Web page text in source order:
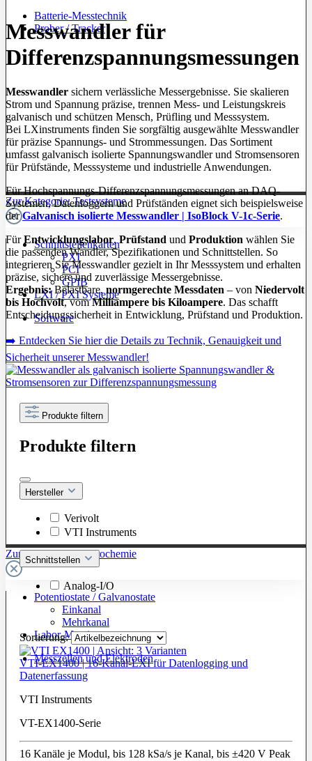
Batterie-Messtechnik
Prober / Tracker
Zur Kategorie: Testsysteme
Schnittstellenkarten
PXI
PCI
GPIB
LXI / PXI Systeme
Software
Zur Kategorie: Elektrochemie
Potentiostate / Galvanostate
Einkanal
Mehrkanal
Labor-Messinstrumente
Messzellen und Elektroden
Messwandler für
Differenzspannungsmessungen
Messwandler sichern verlässliche Messergebnisse. Sie skalieren
Strom und Spannung präzise, trennen Mess- und Leistungskreis
galvanisch und schützen Mensch, Prüfling und Messsystem.
Bei LXinstruments finden Sie sorgfältig ausgewählte Messwandler
für präzise Spannungs- und Strommessungen. Das Sortiment
umfasst galvanisch isolierte Spannungswandler und Stromsensoren
für Prüfstände, Messsysteme und industrielle Anwendungen.
Für Hochspannungs-Differenzspannungsmessungen an DAQ-
Systemen, Datenloggern und Prüfständen eignet sich beispielsweise
derGalvanisch isolierte Messwandler | IsoBlock V-1c-Serie.
FürEntwicklungslabor, Prüfstand und Produktion wählen Sie
die passenden Wandler, Spezifikationen und Schnittstellen. So
integrieren Sie Messwandler gezielt in Ihr Messsystem und erhalten
präzise, sichere und zuverlässige Messergebnisse.
Ergebnis:Belastbare, normgerechte Messdaten – von Niedervolt
bis Hochvolt, vomMilliampere bis Kiloampere. Das schafft
Entscheidungssicherheit in Entwicklung, Prüfstand und Produktion.
➡️ Entdecken Sie hier die Details zu Technik, Genauigkeit und
Sicherheit unserer Messwandler!
Produkte filtern
Produkte filtern
Hersteller
Verivolt
VTI Instruments
Schnittstellen
Analog-I/O
Sortierung:
VTI-EX1400 | 16-Kanal-LXI für Datenlogging und
Datenerfassung
VTI Instruments
VT-EX1400-Serie
16 Kanäle je Modul, bis 128 kSa/s je Kanal, bis ±420 V Peak